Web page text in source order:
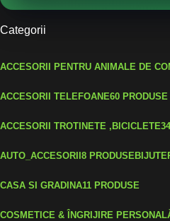
Categorii
ACCESORII PENTRU ANIMALE DE
ACCESORII TELEFOANE60 PRODUSE
ACCESORII TROTINETE ,BICICLETE
AUTO_ACCESORII8 PRODUSE
CASA SI GRADINA11 PRODUSE
COSMETICE & ÎNGRIJIRE